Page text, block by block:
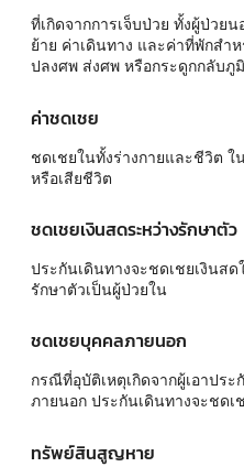
ที่เกิดจากการเจ็บป่วย ทั้งผู้ป่วย
ย้าย ค่าเดินทาง และค่าที่พักส
ปลงศพ ส่งศพ หรือกระดูกกลับภู
ค่าชดเชย
ชดเชยในทั้งร่างกายและชีวิต
หรือเสียชีวิต
ชดเชยเงินสดระหว่างรักษาตัว
ประกันเดินทางจะชดเชยเงินส
รักษาตัวเป็นผู้ป่วยใน
ชดเชยบุคคลภายนอก
กรณีที่อุบัติเหตุเกิดจากผู้เอาปร
ภายนอก ประกันเดินทางจะชดเ
ทรัพย์สินสูญหาย